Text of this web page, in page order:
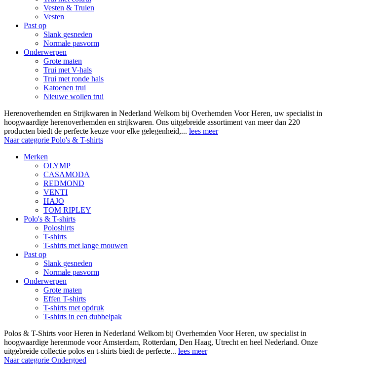
Vesten & Truien
Vesten
Past op
Slank gesneden
Normale pasvorm
Onderwerpen
Grote maten
Trui met V-hals
Trui met ronde hals
Katoenen trui
Nieuwe wollen trui
Herenoverhemden en Strijkwaren in Nederland Welkom bij Overhemden Voor Heren, uw specialist in
hoogwaardige herenoverhemden en strijkwaren. Ons uitgebreide assortiment van meer dan 220
producten biedt de perfecte keuze voor elke gelegenheid,... lees meer
Naar categorie Polo's & T-shirts
Merken
OLYMP
CASAMODA
REDMOND
VENTI
HAJO
TOM RIPLEY
Polo's & T-shirts
Poloshirts
T-shirts
T-shirts met lange mouwen
Past op
Slank gesneden
Normale pasvorm
Onderwerpen
Grote maten
Effen T-shirts
T-shirts met opdruk
T-shirts in een dubbelpak
Polos & T-Shirts voor Heren in Nederland Welkom bij Overhemden Voor Heren, uw specialist in
hoogwaardige herenmode voor Amsterdam, Rotterdam, Den Haag, Utrecht en heel Nederland. Onze
uitgebreide collectie polos en t-shirts biedt de perfecte... lees meer
Naar categorie Ondergoed